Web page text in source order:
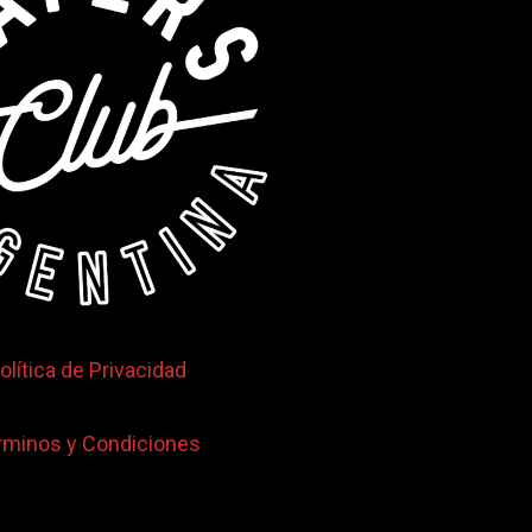
de Privacidad
y Condiciones